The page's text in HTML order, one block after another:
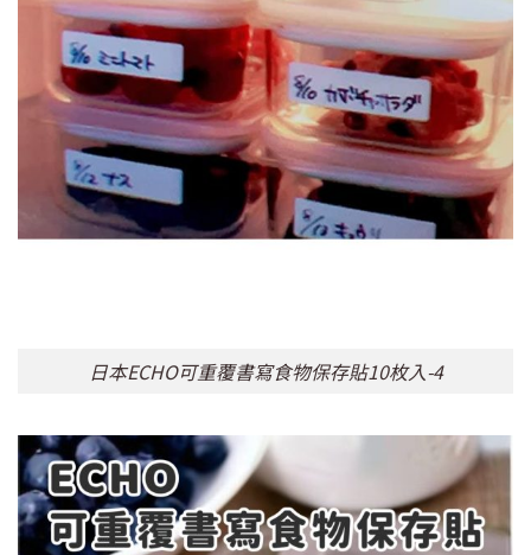
日本ECHO可重覆書寫食物保存貼10枚入-4